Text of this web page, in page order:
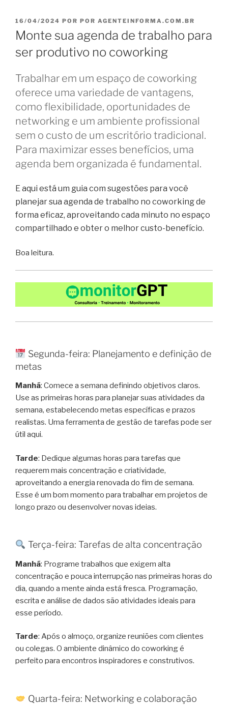
PUBLICADO
EM
16/04/2024 POR POR AGENTEINFORMA.COM.BR
Monte sua agenda de trabalho para
ser produtivo no coworking
Trabalhar em um espaço de coworking
oferece uma variedade de vantagens,
como flexibilidade, oportunidades de
networking e um ambiente profissional
sem o custo de um escritório tradicional.
Para maximizar esses benefícios, uma
agenda bem organizada é fundamental.
E aqui está um guia com sugestões para você
planejar sua agenda de trabalho no coworking de
forma eficaz, aproveitando cada minuto no espaço
compartilhado e obter o melhor custo-benefício.
Boa leitura.
Segunda-feira: Planejamento e definição de
metas
Manhã: Comece a semana definindo objetivos claros.
Use as primeiras horas para planejar suas atividades da
semana, estabelecendo metas específicas e prazos
realistas. Uma ferramenta de gestão de tarefas pode ser
útil aqui.
Tarde: Dedique algumas horas para tarefas que
requerem mais concentração e criatividade,
aproveitando a energia renovada do fim de semana.
Esse é um bom momento para trabalhar em projetos de
longo prazo ou desenvolver novas ideias.
Terça-feira: Tarefas de alta concentração
Manhã: Programe trabalhos que exigem alta
concentração e pouca interrupção nas primeiras horas do
dia, quando a mente ainda está fresca. Programação,
escrita e análise de dados são atividades ideais para
esse período.
Tarde: Após o almoço, organize reuniões com clientes
ou colegas. O ambiente dinâmico do coworking é
perfeito para encontros inspiradores e construtivos.
Quarta-feira: Networking e colaboração